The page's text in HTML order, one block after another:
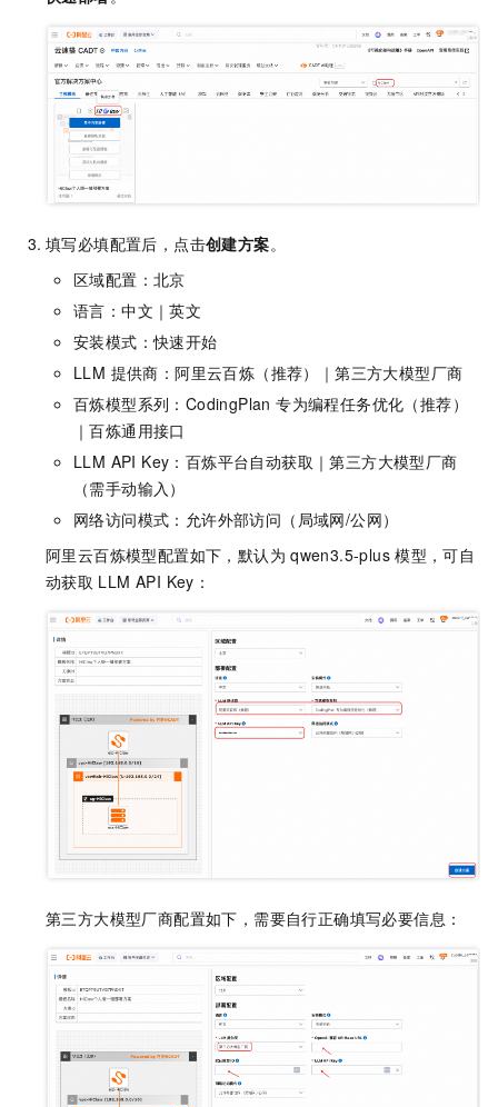
填写必填配置后，点击创建方案。
区域配置：北京
语言：中文｜英文
安装模式：快速开始
LLM 提供商：阿里云百炼（推荐）｜第三方大模型厂商
百炼模型系列：CodingPlan 专为编程任务优化（推荐）
｜百炼通用接口
LLM API Key：百炼平台自动获取｜第三方大模型厂商
（需手动输入）
网络访问模式：允许外部访问（局域网/公网）
阿里云百炼模型配置如下，默认为 qwen3.5-plus 模型，可自
动获取 LLM API Key：
第三方大模型厂商配置如下，需要自行正确填写必要信息：